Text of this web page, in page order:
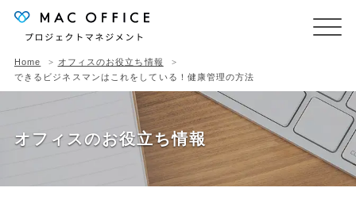
Home
オフィスのお役立ち情報
できるビジネスマンはこれをしている！健康管理の方法
オフィスのお役立ち情報